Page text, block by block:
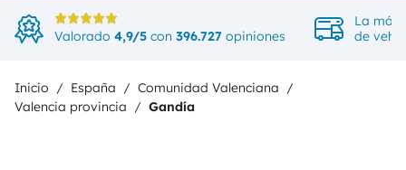
Valorado 4,9/5 con 396.727 opiniones
La más
de
Inicio España
Comunidad Valenciana
Valencia provincia
Gandía